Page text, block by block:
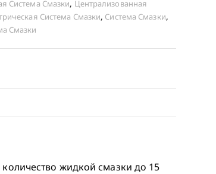
Система Смазки, Централизованная
Система Смазки, Система Смазки,
Смазки
жидкой смазки до 15